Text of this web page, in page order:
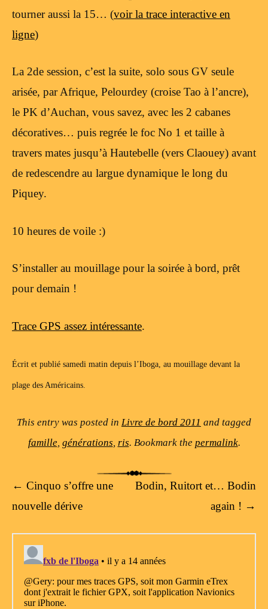
tourner aussi la 15… (voir la trace interactive en
ligne)
La 2de session, c’est la suite, solo sous GV seule
arisée, par Afrique, Pelourdey (croise Tao à l’ancre),
le PK d’Auchan, vous savez, avec les 2 cabanes
décoratives… puis regrée le foc No 1 et taille à
travers mates jusqu’à Hautebelle (vers Claouey) avant
de redescendre au largue dynamique le long du
Piquey.
10 heures de voile :)
S’installer au mouillage pour la soirée à bord, prêt
pour demain !
Trace GPS assez intéressante.
Écrit et publié samedi matin depuis l’Iboga, au mouillage devant la
plage des Américains.
This entry was posted in Livre de bord 2011 and tagged
famille, générations ris. Bookmark the permalink.
Post navigation
← Cinquo s’offre une
nouvelle dérive
Bodin, Ruitort et… Bodin
again ! →